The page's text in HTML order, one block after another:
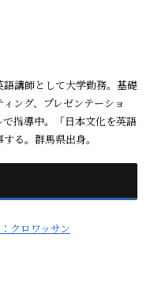
講師として大学勤務。基礎
ング、プレゼンテーショ
指導中。「日本文化を英語
る。群馬県出身。
クロワッサン